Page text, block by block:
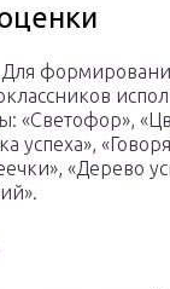
«Светофор»,
успеха»,
«Дерево